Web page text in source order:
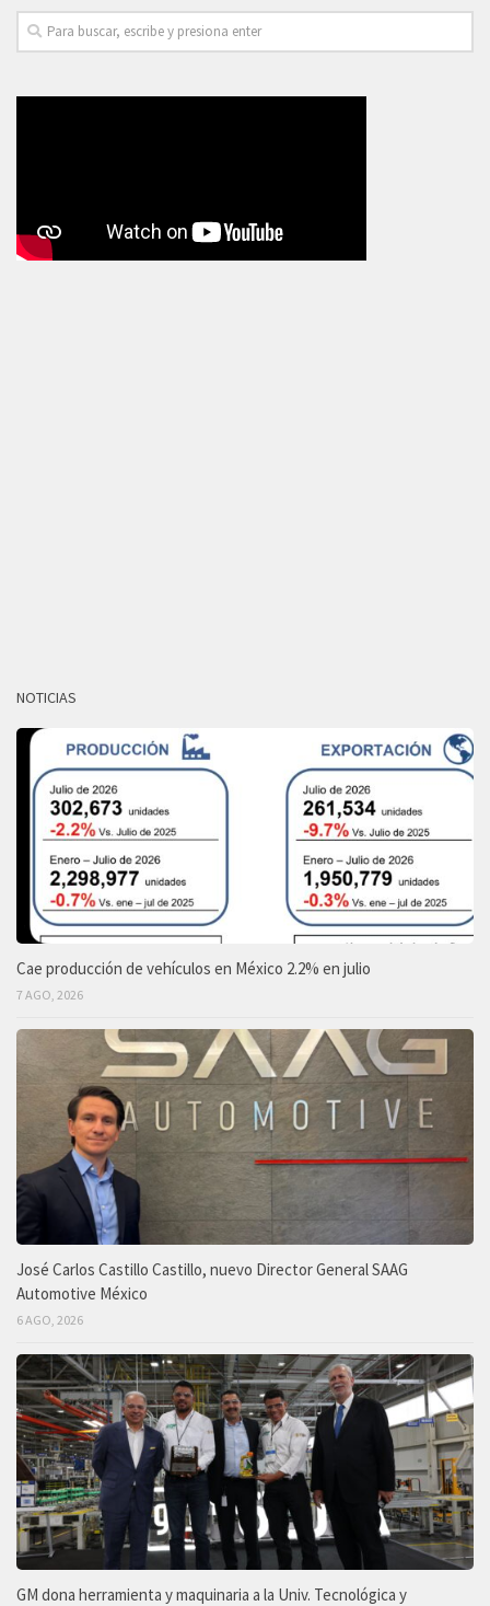
NOTICIAS
Cae producción de vehículos en México 2.2% en julio
7 AGO, 2026
José Carlos Castillo Castillo, nuevo Director General SAAG
Automotive México
6 AGO, 2026
GM dona herramienta y maquinaria a la Univ. Tecnológica y